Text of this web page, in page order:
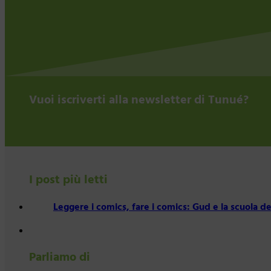
Vuoi iscriverti alla newsletter di Tunué?
I post più letti
Leggere i comics, fare i comics: Gud e la scuola
Parliamo di